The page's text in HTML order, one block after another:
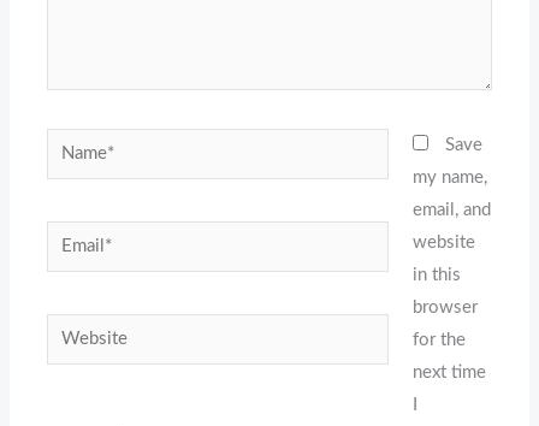
Name*
Email*
Website
Save
my name,
email, and
website
in this
browser
for the
next time